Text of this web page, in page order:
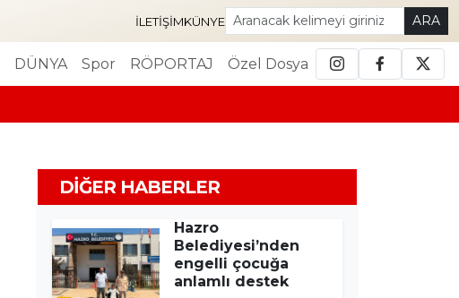
İLETIŞIMKÜNYE ARA
DÜNYA Spor RÖPORTAJ Özel Dosya
DIĞER HABERLER
Hazro
Belediyesi’nden
engelli çocuğa
anlamlı destek